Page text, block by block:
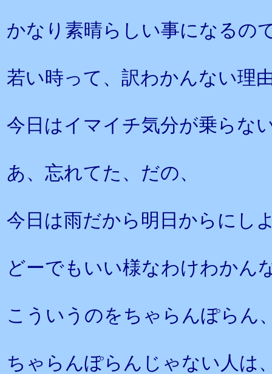
かなり素晴らしい事になるの
若い時って、訳わかんない理
今日はイマイチ気分が乗らな
あ、忘れてた、だの、
今日は雨だから明日からにし
どーでもいい様なわけわかん
こういうのをちゃらんぽらん
ちゃらんぽらんじゃない人は